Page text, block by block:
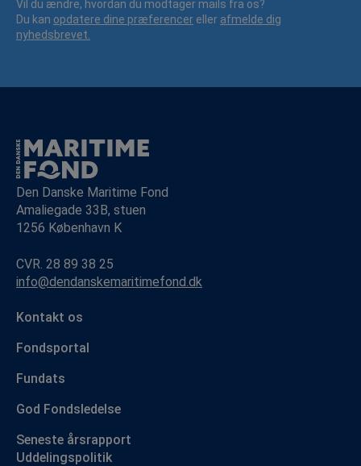
Vil du ændre, hvordan du modtager mails fra os?
Du kan opdatere dine præferencer eller afmelde dig
nyhedsbrevet.
Den Danske Maritime Fond
Amaliegade 33B, stuen
1256 København K
CVR. 28 89 38 25
info@dendanskemaritimefond.dk
Kontakt os
Fondsportal
Fundats
God Fondsledelse
Seneste årsrapport
Uddelingspolitik